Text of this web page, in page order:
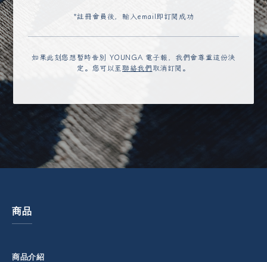
*註冊會員後，輸入email即訂閱成功
如果此刻您想暫時告別 YOUNGA 電子報，我們會尊重這份決
定。您可以至聯絡我們取消訂閱。
商品
商品介紹